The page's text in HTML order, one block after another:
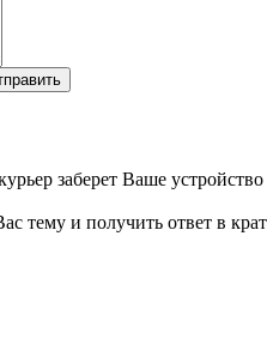
заберет Ваше
тему и получить ответ в